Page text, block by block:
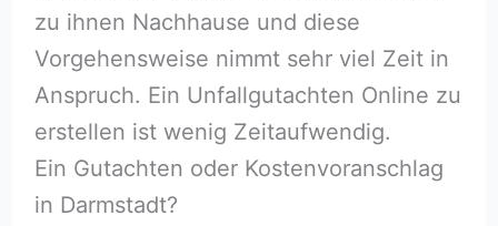
zu ihnen Nachhause und diese
Vorgehensweise nimmt sehr viel Zeit in
Anspruch. Ein Unfallgutachten Online zu
erstellen ist wenig Zeitaufwendig.
Ein Gutachten oder Kostenvoranschlag
in Darmstadt?